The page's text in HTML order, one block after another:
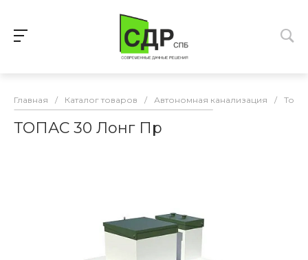
Главная / Каталог товаров / Автономная канализация /
ТОПАС 30 Лонг Пр